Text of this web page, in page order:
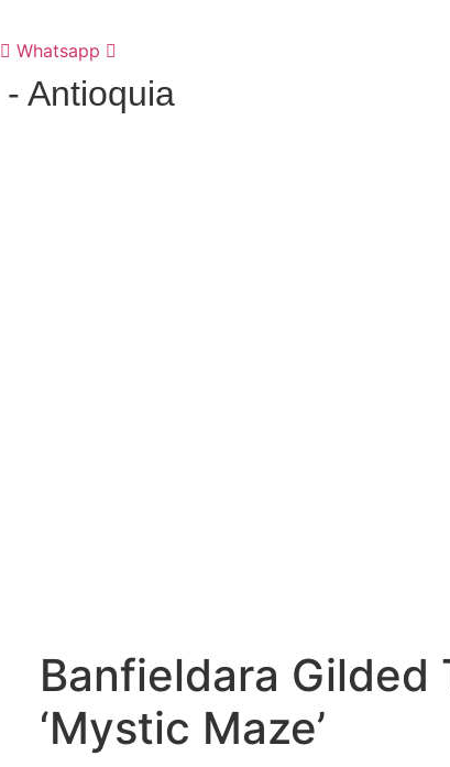
Whatsapp
Antioquia
Banfieldara Gilded
‘Mystic Maze’